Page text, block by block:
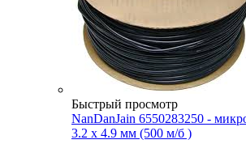
Быстрый просмотр
NanDanJain 6550283250 -
3.2 х 4.9 мм (500 м/б )